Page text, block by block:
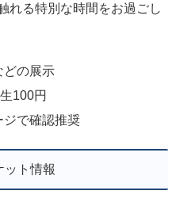
れる特別な時間をお過ごし
どの展示
100円
ジで確認推奨
ット情報